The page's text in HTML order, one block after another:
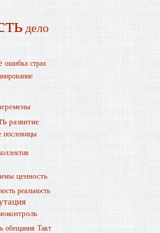
дело
ошибка страх
развитие
пословицы
ценность
реальность
обещания Такт